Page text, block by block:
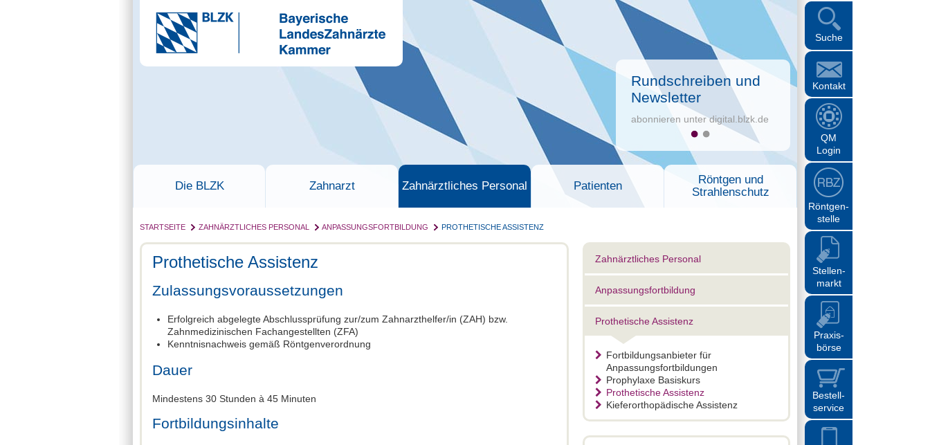
Suche
Kontakt
QM
Login
Röntgen-
stelle
Stellen-
markt
Praxis-
börse
Bestell-
service
Rundschreiben und
Newsletter
abonnieren unter digital.blzk.de
Die BLZK Zahnarzt Zahnärztliches Personal Patienten
Röntgen und
Strahlenschutz
STARTSEITE ZAHNÄRZTLICHES PERSONAL ANPASSUNGSFORTBILDUNG PROTHETISCHE ASSISTENZ
Prothetische Assistenz
Zulassungsvoraussetzungen
Erfolgreich abgelegte Abschlussprüfung zur/zum Zahnarzthelfer/in (ZAH) bzw.
Zahnmedizinischen Fachangestellten (ZFA)
Kenntnisnachweis gemäß Röntgenverordnung
Dauer
Mindestens 30 Stunden à 45 Minuten
Fortbildungsinhalte
Zahnärztliches Personal
Anpassungsfortbildung
Prothetische Assistenz
Fortbildungsanbieter für
Anpassungsfortbildungen
Prophylaxe Basiskurs
Prothetische Assistenz
Kieferorthopädische Assistenz